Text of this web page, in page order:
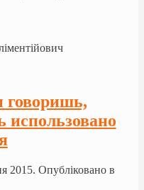
говоришь,
использовано
2015. Опубліковано в